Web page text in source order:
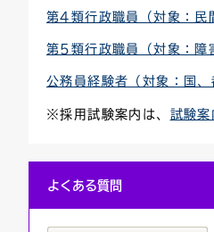
第4類行政職員（対象：民
第5類行政職員（対象：障
公務員経験者（対象：国
※採用試験案内は、 試験案
よくある質問